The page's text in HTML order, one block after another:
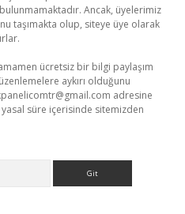
Ancak, üyelerimiz
taşımakta olup, siteye üye olarak
ücretsiz bir bilgi paylaşım
aykırı olduğunu
adresine
süre içerisinde sitemizden